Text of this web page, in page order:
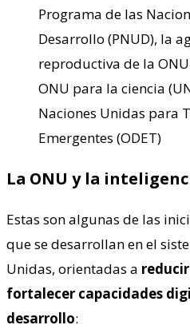
Programa de las
Desarrollo (PNUD), la
reproductiva de la
ONU para la ciencia
Naciones Unidas para
Emergentes (ODET)
La ONU y la
Estas son algunas de las
que se desarrollan en el
Unidas, orientadas a
fortalecer capacidades
desarrollo: